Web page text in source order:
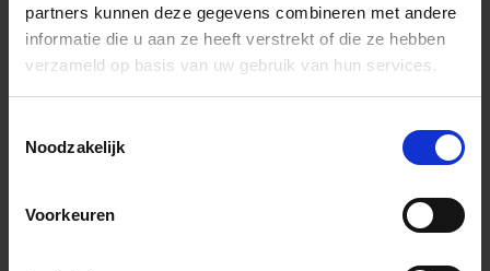
partners kunnen deze gegevens combineren met andere
informatie die u aan ze heeft verstrekt of die ze hebben
verzameld op basis van uw gebruik van hun services.
Noodzakelijk
Voorkeuren
asferische lenselementen) in 11